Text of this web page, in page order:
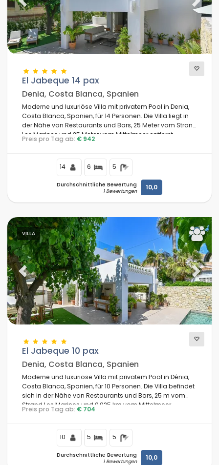
Optionell
Komfort
Dienste
Weitere Kategorien
Zuletzt aufgerufen (0)
Ihre Favoriten (0)
Neuheiten (7)
Am besten bewertete (194)
Luxusimmobilien (66)
Wochenende
Des monats
Für die Familie (39)
Für Paare (89)
In Strandnähe (146)
Strandbereich (213)
Am Golfplätze in (1)
Am Skigebiet (0)
ländlicher Umgebung
Halbpension (0)
Spezielle Ermäßigungen
Previous Next
El Jabeque 14 pax
Denia, Costa Blanca, Spanien
Moderne und luxuriöse Villa mit privatem Pool in Denia,
Costa Blanca, Spanien, für 14 Personen. Die Villa liegt in
der Nähe von Restaurants und Bars, 25 Meter vom Strand
Les Marines und 25 Meter vom Mittelmeer entfernt.
Preis pro Tag ab: € 942
14 6 5
Durchschnittliche Bewertung
1 Bewertungen 10,0
VILLA
Previous Next
El Jabeque 10 pax
Denia, Costa Blanca, Spanien
Moderne und luxuriöse Villa mit privatem Pool in Dénia,
Costa Blanca, Spanien, für 10 Personen. Die Villa befindet
sich in der Nähe von Restaurants und Bars, 25 m vom
Strand Les Marines und 0,025 km vom Mittelmeer
entfernt.
Preis pro Tag ab: € 704
10 5 5
Durchschnittliche Bewertung
1 Bewertungen 10,0